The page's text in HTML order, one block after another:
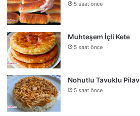
5 saat önce
Muhteşem İçli Kete
5 saat önce
Nohutlu Tavuklu Pilav
5 saat önce